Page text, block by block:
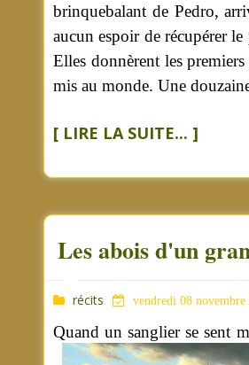
brinquebalant de Pedro,
aucun espoir de récupérer
Elles donnèrent les
mis au monde. Une
[ LIRE LA SUITE... ]
Les abois d'un
récits vendredi 08 novembre
Quand un sanglier se sent